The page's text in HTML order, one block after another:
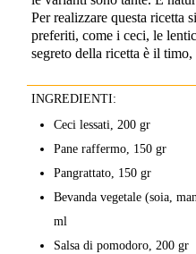
Per realizzare questa ricetta
preferiti, come i ceci, le
segreto della ricetta è il
INGREDIENTI:
Ceci lessati, 200 gr
Pane raffermo, 150 gr
Pangrattato, 150 gr
Bevanda vegetale (soia,
ml
Salsa di pomodoro, 200 gr